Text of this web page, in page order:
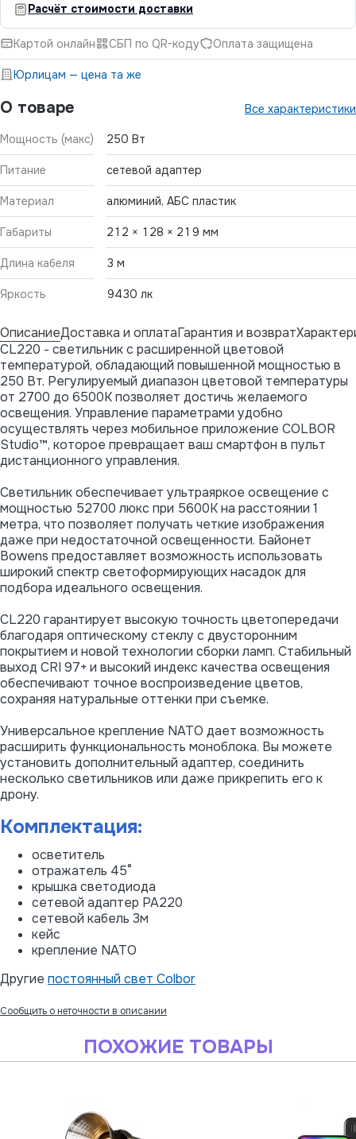
О товаре Все характеристики
Мощность (макс) 250 Вт
Питание сетевой адаптер
Материал алюминий, АБС пластик
Габариты 212 × 128 × 219 мм
Длина кабеля 3 м
Яркость 9430 лк
Расчёт стоимости доставки
Картой онлайн СБП по QR-коду Оплата защищена
Юрлицам — цена та же
ОписаниеДоставка и оплатаГарантия и возврат
CL220 - светильник с расширенной цветовой
температурой, обладающий повышенной мощностью в
250 Вт. Регулируемый диапазон цветовой температуры
от 2700 до 6500K позволяет достичь желаемого
освещения. Управление параметрами удобно
осуществлять через мобильное приложение COLBOR
Studio™, которое превращает ваш смартфон в пульт
дистанционного управления.
Светильник обеспечивает ультраяркое освещение с
мощностью 52700 люкс при 5600K на расстоянии 1
метра, что позволяет получать четкие изображения
даже при недостаточной освещенности. Байонет
Bowens предоставляет возможность использовать
широкий спектр светоформирующих насадок для
подбора идеального освещения.
CL220 гарантирует высокую точность цветопередачи
благодаря оптическому стеклу с двусторонним
покрытием и новой технологии сборки ламп. Стабильный
выход CRI 97+ и высокий индекс качества освещения
обеспечивают точное воспроизведение цветов,
сохраняя натуральные оттенки при съемке.
Универсальное крепление NATO дает возможность
расширить функциональность моноблока. Вы можете
установить дополнительный адаптер, соединить
несколько светильников или даже прикрепить его к
дрону.
Комплектация:
осветитель
отражатель 45°
крышка светодиода
сетевой адаптер PA220
сетевой кабель 3м
кейс
крепление NATO
Другие постоянный свет Colbor
Сообщить о неточности в описании
ПОХОЖИЕ ТОВАРЫ